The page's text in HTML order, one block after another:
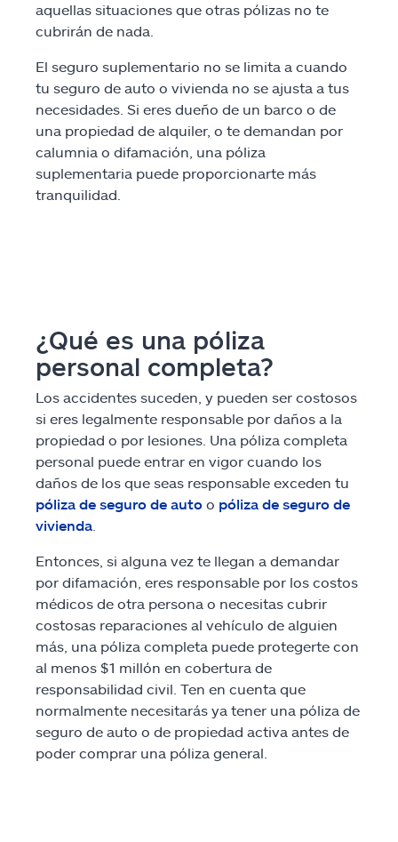
Negocio
Evento
Viaje
Inundación
Seguros y más
Recursos
Reclamos
Asistencia y apoyo
Explore Allstate
Ashburn, VA 20146
English
aquellas situaciones que otras pólizas no te
cubrirán de nada.
El seguro suplementario no se limita a cuando
tu seguro de auto o vivienda no se ajusta a tus
necesidades. Si eres dueño de un barco o de
una propiedad de alquiler, o te demandan por
calumnia o difamación, una póliza
suplementaria puede proporcionarte más
tranquilidad.
¿Qué es una póliza
personal completa?
Los accidentes suceden, y pueden ser costosos
si eres legalmente responsable por daños a la
propiedad o por lesiones. Una póliza completa
personal puede entrar en vigor cuando los
daños de los que seas responsable exceden tu
póliza de seguro de auto o póliza de seguro de
vivienda
Entonces, si alguna vez te llegan a demandar
por difamación, eres responsable por los costos
médicos de otra persona o necesitas cubrir
costosas reparaciones al vehículo de alguien
más, una póliza completa puede protegerte con
al menos $1 millón en cobertura de
responsabilidad civil. Ten en cuenta que
normalmente necesitarás ya tener una póliza de
seguro de auto o de propiedad activa antes de
poder comprar una póliza general.